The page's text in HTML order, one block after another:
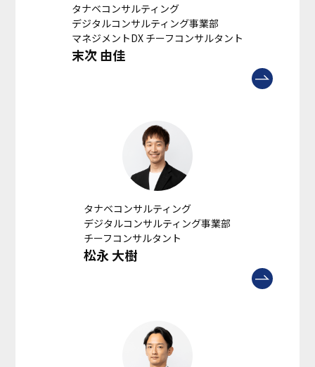
タナベコンサルティング
デジタルコンサルティング事業部
マネジメントDX チーフコンサルタント
末次 由佳
タナベコンサルティング
デジタルコンサルティング事業部
チーフコンサルタント
松永 大樹